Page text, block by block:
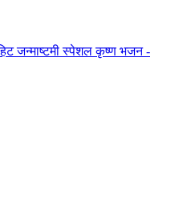
जन्माष्टमी स्पेशल कृष्ण भजन -